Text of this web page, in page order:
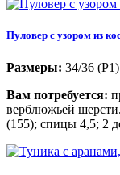
Пуловер с узором из
Размеры: 34/36
Вам потребуется:
верблюжьей
(155); спицы 4,5; 2